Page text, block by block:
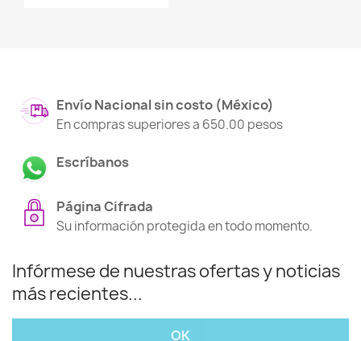
Envío Nacional sin costo (México)
En compras superiores a 650.00 pesos
Escríbanos
Página Cifrada
Su información protegida en todo momento.
Infórmese de nuestras ofertas y noticias
más recientes...